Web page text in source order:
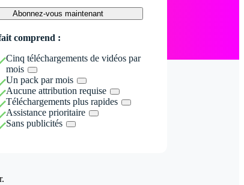
Abonnez-vous maintenant
comprend :
Cinq téléchargements de vidéos par
mois
Un pack par mois
Aucune attribution requise
Téléchargements plus rapides
Assistance prioritaire
Sans publicités